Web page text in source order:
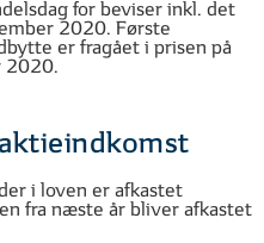
for beviser inkl. det
2020. Første
er fragået i prisen på
2020.
i loven er afkastet
fra næste år bliver afkastet